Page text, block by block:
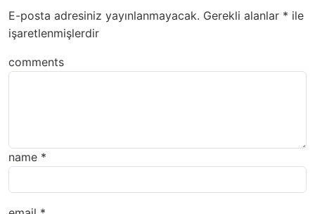
E-posta adresiniz yayınlanmayacak. Gerekli alanlar * ile
işaretlenmişlerdir
comments
name *